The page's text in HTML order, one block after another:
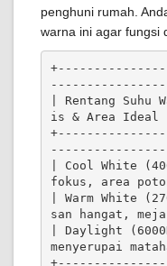
penghuni rumah.
warna ini agar fungsi
| Rentang
is & Area
| Cool White
fokus, area
| Warm White
san hangat, meja
| Daylight
menyerupai